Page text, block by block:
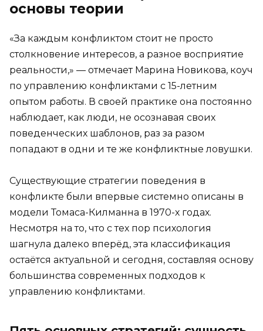
основы теории
«За каждым конфликтом стоит не просто
столкновение интересов, а разное восприятие
реальности,» — отмечает Марина Новикова, коуч
по управлению конфликтами с 15-летним
опытом работы. В своей практике она постоянно
наблюдает, как люди, не осознавая своих
поведенческих шаблонов, раз за разом
попадают в одни и те же конфликтные ловушки.
Существующие стратегии поведения в
конфликте были впервые системно описаны в
модели Томаса-Килманна в 1970-х годах.
Несмотря на то, что с тех пор психология
шагнула далеко вперёд, эта классификация
остаётся актуальной и сегодня, составляя основу
большинства современных подходов к
управлению конфликтами.